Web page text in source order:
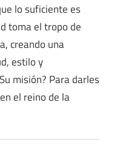
lo suficiente es
toma el tropo de
creando una
estilo y
misión? Para darles
el reino de la